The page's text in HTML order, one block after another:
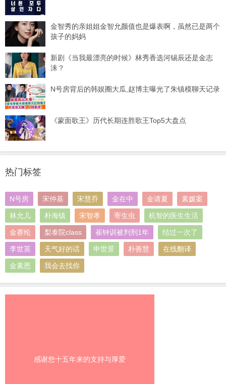
金智秀的亲姐姐金智允颜值也是爆表啊，虽然已是两个
孩子的妈妈
新剧《当我最漂亮的时候》林秀香选河锡辰还是金志
洙？
N号房背后的韩娱圈大瓜,赵博主曝光了朱镇模聊天记录
《蒙面歌王》历代长期连胜歌王Top5大盘点
热门标签
N号房 宋仲基 宋慧乔 金在中 金请夏 素媛案
林允儿 朴海镇 宋智孝 寄生虫 机智的医生生活
金赛纶 梨泰院class 崔钟训被判刑1年 结过一次了
李世英 天气好的话 申世景 朴善慧 在线翻译
金素恩 我会去找你
感谢您十五年来的支持与厚爱